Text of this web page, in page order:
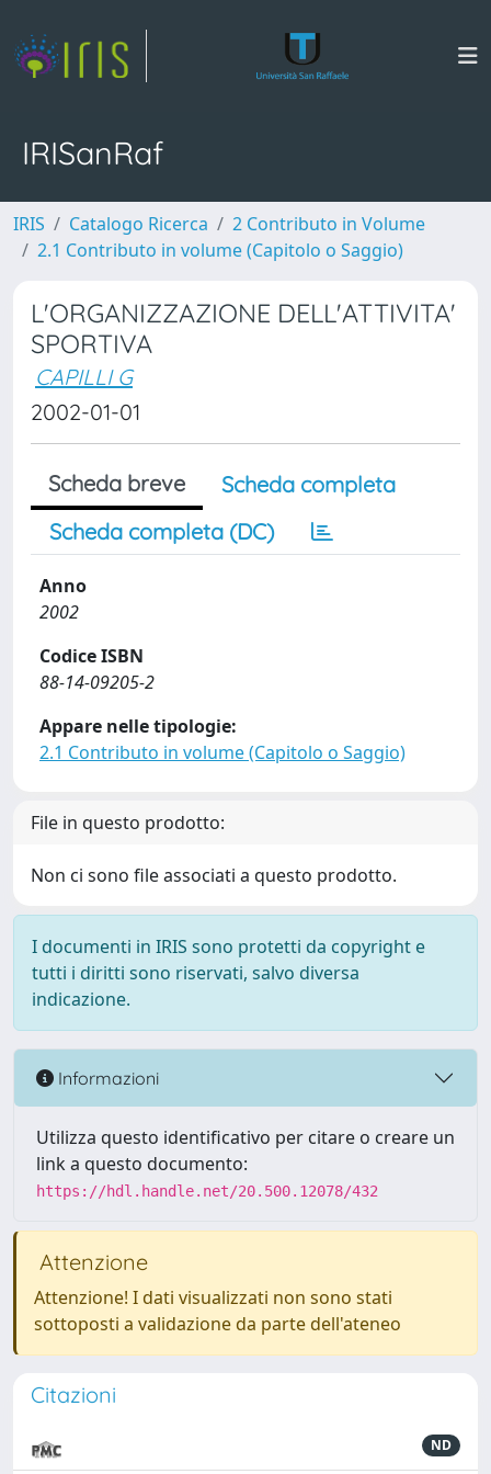
IRISanRaf
IRIS Catalogo Ricerca
2 Contributo in Volume
2.1 Contributo in volume (Capitolo o Saggio)
L'ORGANIZZAZIONE DELL'ATTIVITA'
SPORTIVA
CAPILLI G
2002-01-01
Scheda breve
Scheda completa
Scheda completa (DC)
Anno
2002
Codice ISBN
88-14-09205-2
Appare nelle tipologie:
2.1 Contributo in volume (Capitolo o Saggio)
File in questo prodotto:
Non ci sono file associati a questo prodotto.
I documenti in IRIS sono protetti da copyright e
tutti i diritti sono riservati, salvo diversa
indicazione.
Informazioni
Utilizza questo identificativo per citare o creare un
link a questo documento:
https://hdl.handle.net/20.500.12078/432
Attenzione
Attenzione! I dati visualizzati non sono stati
sottoposti a validazione da parte dell'ateneo
Citazioni
ND